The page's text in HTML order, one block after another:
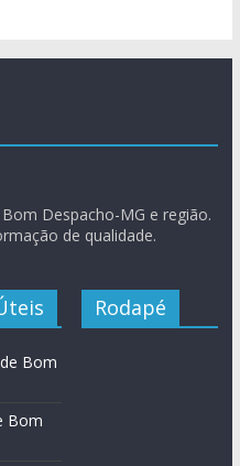
Despacho-MG e região.
de qualidade.
Bom
Bom
Rodapé